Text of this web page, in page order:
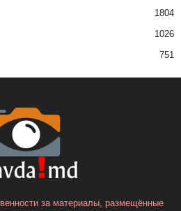
1804
1026
751
за материалы, размещённые